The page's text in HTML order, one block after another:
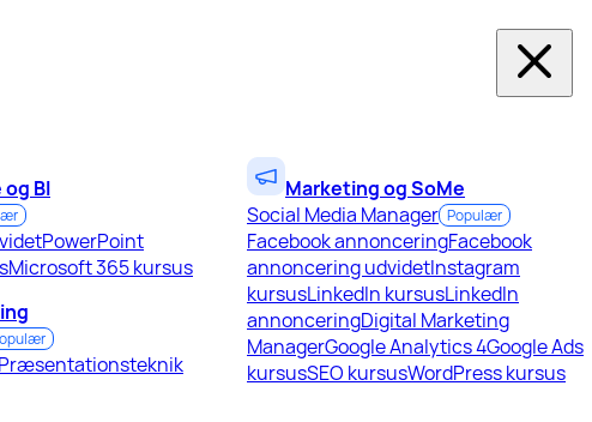
BI
PowerPoint
Microsoft 365 kursus
Præsentationsteknik
Marketing og SoMe
Social Media Manager Populær
Facebook annonceringFacebook
annoncering udvidetInstagram
kursusLinkedIn kursusLinkedIn
annonceringDigital Marketing
ManagerGoogle Analytics 4Google Ads
kursusSEO kursusWordPress kursus